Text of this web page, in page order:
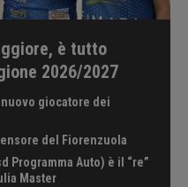
è tutto
2026/2027
giocatore dei
del Fiorenzuola
Programma Auto) è il “re”
Master